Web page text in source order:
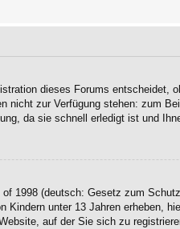
dieses Forums
zur Verfügung stehen: zum
da sie schnell erledigt ist und
1998 (deutsch: Gesetz zum
unter 13 Jahren erheben,
auf der Sie sich zu